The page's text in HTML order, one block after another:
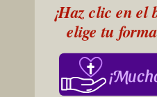
¡Haz clic en el
elige tu